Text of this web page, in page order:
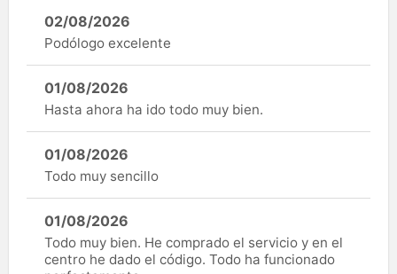
02/08/2026
Podólogo excelente
01/08/2026
Hasta ahora ha ido todo muy bien.
01/08/2026
Todo muy sencillo
01/08/2026
Todo muy bien. He comprado el servicio y en el
centro he dado el código. Todo ha funcionado